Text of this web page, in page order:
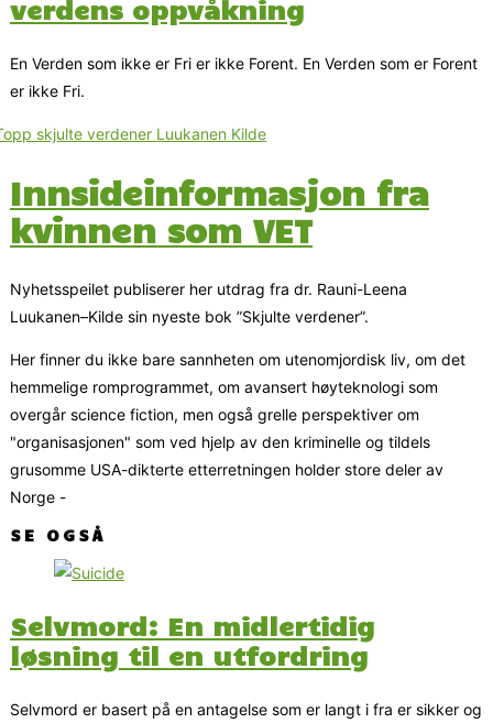
verdens oppvåkning
En Verden som ikke er Fri er ikke Forent. En Verden som er Forent
er ikke Fri.
Innsideinformasjon fra
kvinnen som VET
Nyhetsspeilet publiserer her utdrag fra dr. Rauni-Leena
Luukanen–Kilde sin nyeste bok ”Skjulte verdener”.
Her finner du ikke bare sannheten om utenomjordisk liv, om det
hemmelige romprogrammet, om avansert høyteknologi som
overgår science fiction, men også grelle perspektiver om
"organisasjonen" som ved hjelp av den kriminelle og tildels
grusomme USA-dikterte etterretningen holder store deler av
Norge -
SE OGSÅ
Selvmord: En midlertidig
løsning til en utfordring
Selvmord er basert på en antagelse som er langt i fra er sikker og